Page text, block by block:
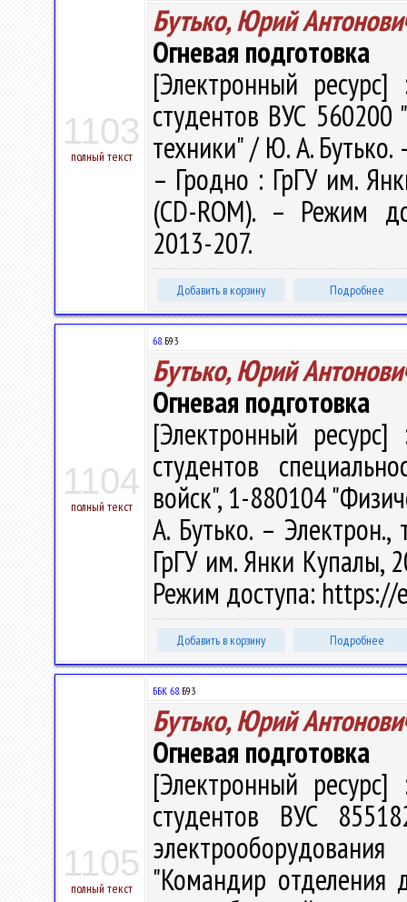
1103
полный текст
Бутько, Юрий
Огневая подготовка
[Электронный ресурс]
студентов ВУС 560200
техники" / Ю. А. Бутько.
– Гродно : ГрГУ им.
(CD-ROM). – Режим
2013-207.
Добавить в корзину Подробнее
1104
полный текст
68.Б93
Бутько, Юрий
Огневая подготовка
[Электронный ресурс]
студентов
войск", 1-880104
А. Бутько. –
ГрГУ им. Янки Купалы,
Режим доступа:
Добавить в корзину Подробнее
1105
полный текст
ББК 68.Б93
Бутько, Юрий
Огневая подготовка
[Электронный ресурс]
студентов ВУС
"Командир отделения